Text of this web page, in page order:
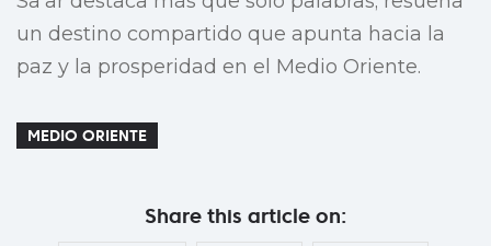
un destino compartido que apunta hacia la
paz y la prosperidad en el Medio Oriente.
MEDIO ORIENTE
Share this article on: